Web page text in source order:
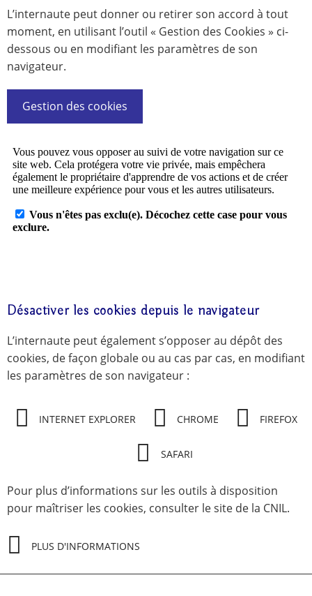
L’internaute peut donner ou retirer son accord à tout
moment, en utilisant l’outil « Gestion des Cookies » ci-
dessous ou en modifiant les paramètres de son
navigateur.
Gestion des cookies
Désactiver les cookies depuis le navigateur
L’internaute peut également s’opposer au dépôt des
cookies, de façon globale ou au cas par cas, en modifiant
les paramètres de son navigateur :
INTERNET EXPLORER CHROME FIREFOX
SAFARI
Pour plus d’informations sur les outils à disposition
pour maîtriser les cookies, consulter le site de la CNIL.
PLUS D'INFORMATIONS